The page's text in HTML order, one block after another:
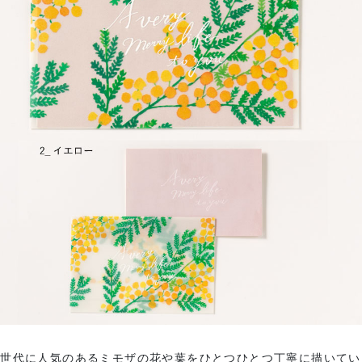
代に人気のあるミモザの花や葉をひとつひとつ丁寧に描いて